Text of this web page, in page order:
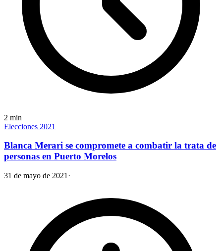
2 min
Elecciones 2021
Blanca Merari se compromete a combatir la trata de
personas en Puerto Morelos
31 de mayo de 2021 ·